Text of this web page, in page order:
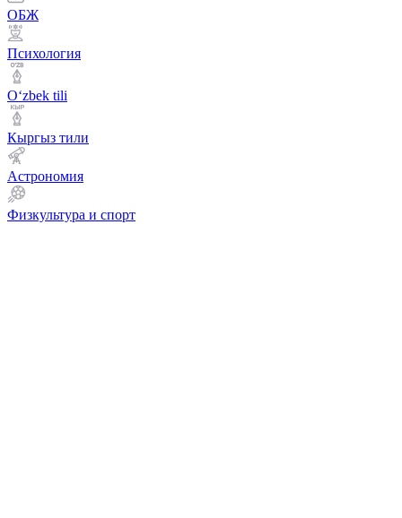
ОБЖ
Психология
Оʻzbek tili
Кыргыз тили
Астрономия
Физкультура и спорт